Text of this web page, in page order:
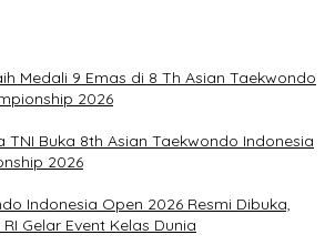
Medali 9 Emas di 8 Th Asian Taekwondo
2026
TNI Buka 8th Asian Taekwondo Indonesia
2026
Indonesia Open 2026 Resmi Dibuka,
Gelar Event Kelas Dunia